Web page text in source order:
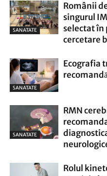
SANATATE
Românii
singurul
selectat în
cercetare
SANATATE
Ecografia
SANATATE
RMN
Rolul